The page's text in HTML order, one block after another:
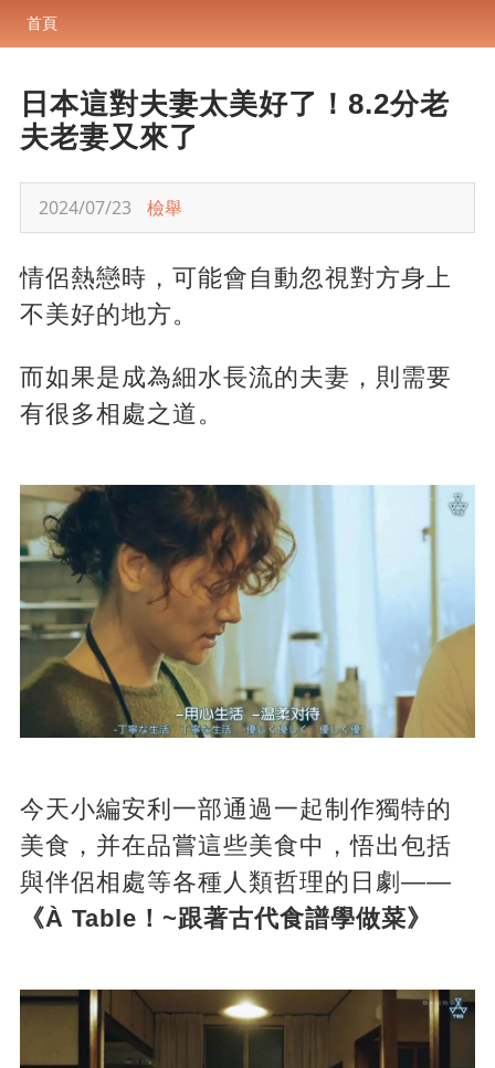
首頁
日本這對夫妻太美好了！8.2分老
夫老妻又來了
2024/07/23 檢舉
情侶熱戀時，可能會自動忽視對方身上
不美好的地方。
而如果是成為細水長流的夫妻，則需要
有很多相處之道。
今天小編安利一部通過一起制作獨特的
美食，并在品嘗這些美食中，悟出包括
與伴侶相處等各種人類哲理的日劇——
《À Table！~跟著古代食譜學做菜》